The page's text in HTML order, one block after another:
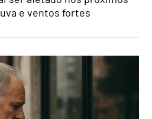
e ventos fortes